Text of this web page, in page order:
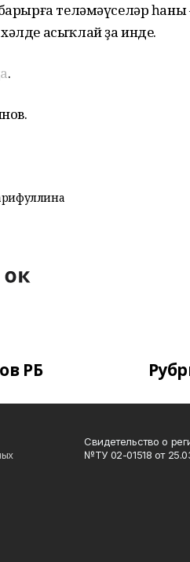
теләмәүселәр һаны
асыҡлай ҙа инде.
.
РБ
Свидетельство о
№ТУ 02-01518 от